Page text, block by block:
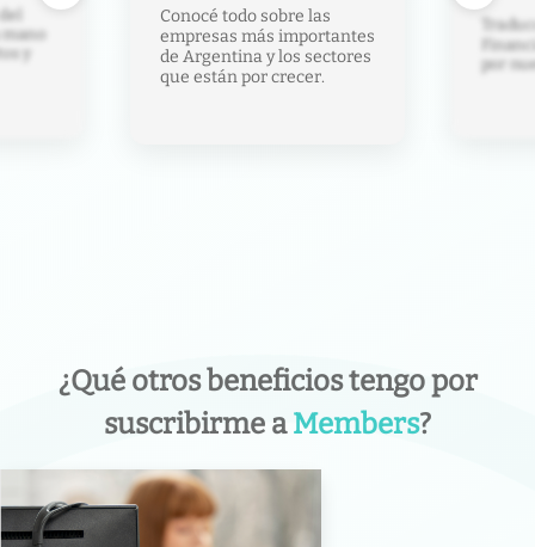
y
Conocé todo sobre las
empresas más importantes
de Argentina y los sectores
que están por crecer.
por
¿Qué otros beneficios tengo por
suscribirme aMembers?